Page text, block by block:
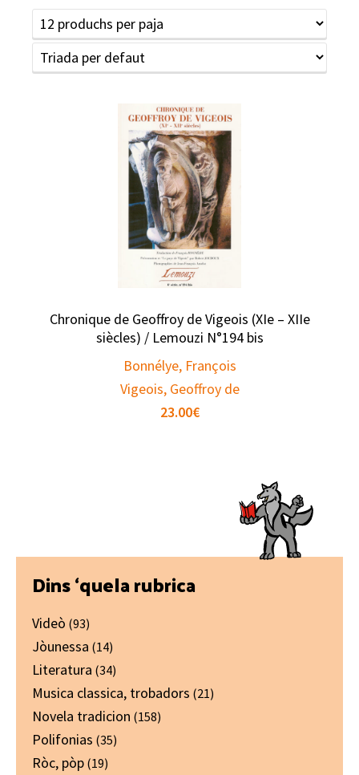
Chronique de Geoffroy de Vigeois (XIe – XIIe
siècles) / Lemouzi N°194 bis
Bonnélye, François
Vigeois, Geoffroy de
23.00€
Primary
Sidebar
Dins ‘quela rubrica
Videò (93)
Jòunessa (14)
Literatura (34)
Musica classica, trobadors (21)
Novela tradicion (158)
Polifonias (35)
Ròc, pòp (19)